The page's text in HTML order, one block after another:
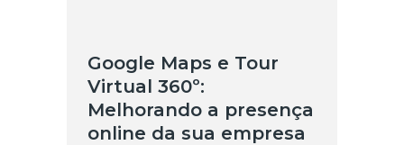
Google Maps e Tour
Virtual 360º:
Melhorando a presença
online da sua empresa